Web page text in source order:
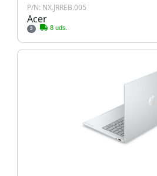
P/N: NX.JRREB.005
Acer
3 8 uds.